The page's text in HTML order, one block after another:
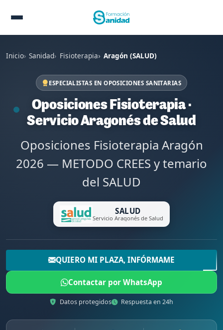
Inicio Sanidad Fisioterapia Aragón (SALUD)
ESPECIALISTAS EN OPOSICIONES SANITARIAS
Oposiciones Fisioterapia ·
Servicio Aragonés de Salud
Oposiciones Fisioterapia Aragón
2026 — METODO CREES y temario
del SALUD
SALUD
Servicio Aragonés de Salud
QUIERO MI PLAZA, INFÓRMAME
Contactar por WhatsApp
Datos protegidos Respuesta en 24h